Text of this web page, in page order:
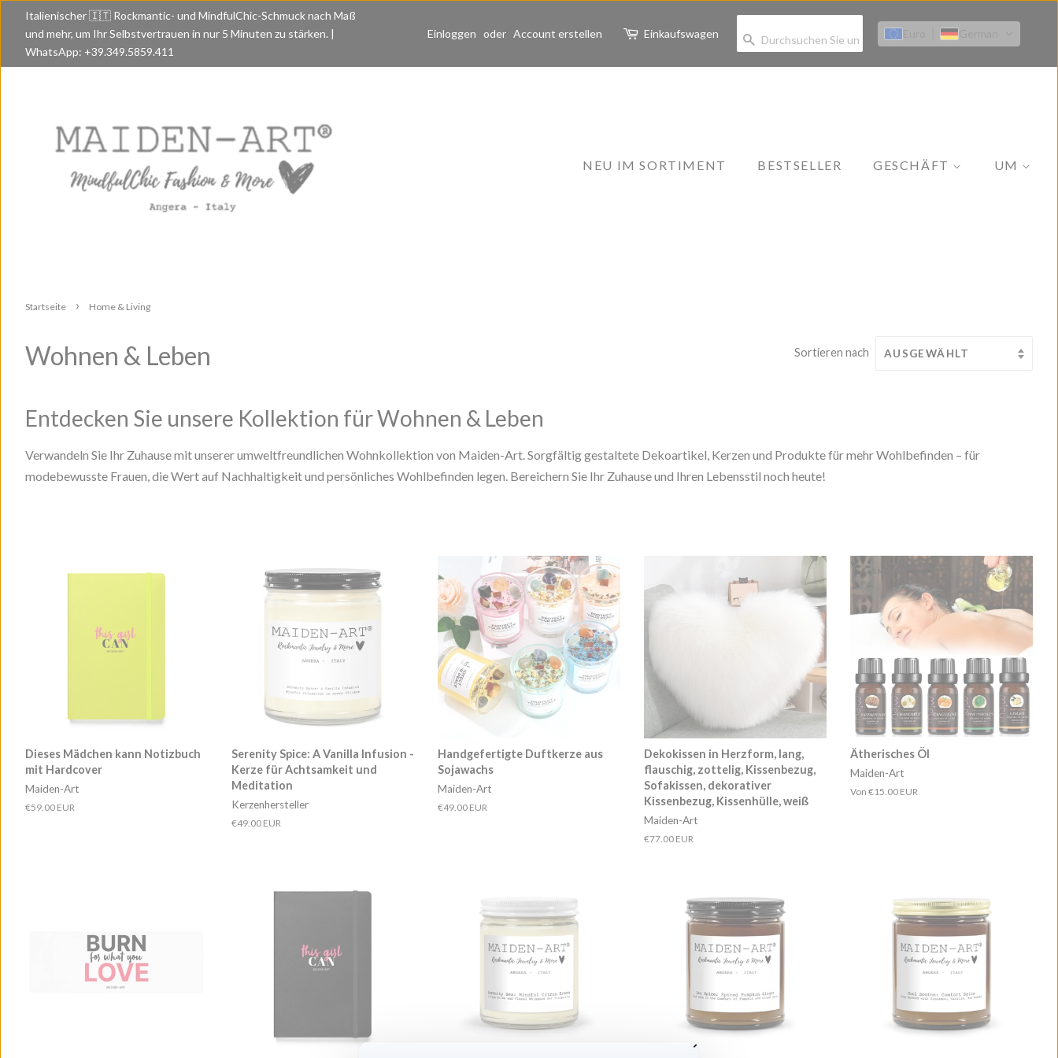
Italienischer 🇮🇹 Rockmantic- und MindfulChic-Schmuck nach Maß
und mehr, um Ihr Selbstvertrauen in nur 5 Minuten zu stärken. |
WhatsApp: +39.349.5859.411
Einloggen oder Account erstellen Einkaufswagen SUCHEN
NEU IM SORTIMENT BESTSELLER GESCHÄFT UM
Startseite › Home & Living
Wohnen & Leben Sortieren nach
Entdecken Sie unsere Kollektion für Wohnen & Leben
Verwandeln Sie Ihr Zuhause mit unserer umweltfreundlichen Wohnkollektion von Maiden-Art. Sorgfältig gestaltete Dekoartikel, Kerzen und Produkte für mehr Wohlbefinden – für
modebewusste Frauen, die Wert auf Nachhaltigkeit und persönliches Wohlbefinden legen. Bereichern Sie Ihr Zuhause und Ihren Lebensstil noch heute!
Dieses Mädchen kann Notizbuch
mit Hardcover
Maiden-Art
Normaler
€59.00 EUR
Serenity Spice: A Vanilla Infusion -
Kerze für Achtsamkeit und
Meditation
Kerzenhersteller
Normaler
€49.00 EUR
Handgefertigte Duftkerze aus
Sojawachs
Maiden-Art
Normaler
€49.00 EUR
Dekokissen in Herzform, lang,
flauschig, zottelig, Kissenbezug,
Sofakissen, dekorativer
Kissenbezug, Kissenhülle, weiß
Maiden-Art
Normaler
€77.00 EUR
Ätherisches Öl
Maiden-Art
Von €15.00 EUR